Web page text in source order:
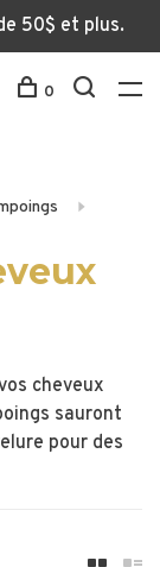
50$ et plus.
0
cheveux
sauront
pour des